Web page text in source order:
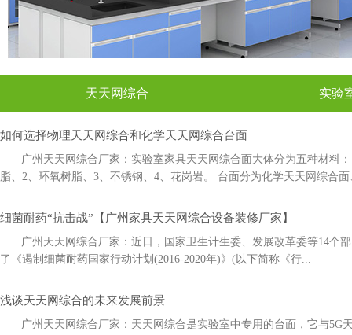
天天网综合 实验
如何选择物理天天网综合和化学天天网综合台面
广州天天网综合厂家：实验室家具天天网综合面大体分为五种材料：
脂、2、环氧树脂、3、不锈钢、4、花岗岩。 台面分为化学天天网综合
细菌耐药“抗击战”【广州家具天天网综合设备装修厂家】
广州天天网综合厂家：近日，国家卫生计生委、发展改革委等14
了《遏制细菌耐药国家行动计划(2016-2020年)》(以下简称《行...
浅谈天天网综合的未来发展前景
广州天天网综合厂家：天天网综合是实验室中专用的台面，它与5G